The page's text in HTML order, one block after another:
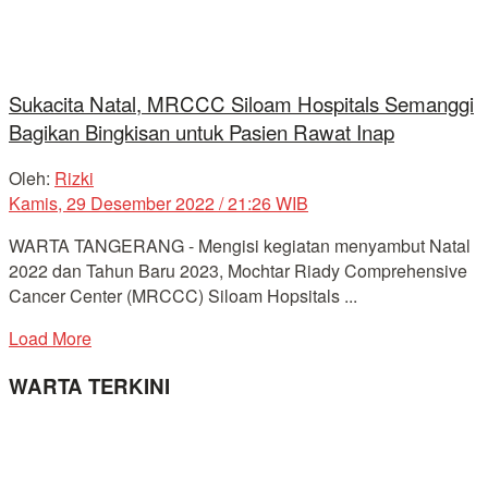
Sukacita Natal, MRCCC Siloam Hospitals Semanggi
Bagikan Bingkisan untuk Pasien Rawat Inap
Oleh: Rizki
Kamis, 29 Desember 2022 / 21:26 WIB
WARTA TANGERANG - Mengisi kegiatan menyambut Natal
2022 dan Tahun Baru 2023, Mochtar Riady Comprehensive
Cancer Center (MRCCC) Siloam Hopsitals ...
Load More
WARTA TERKINI